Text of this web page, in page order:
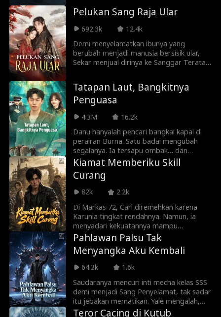
Montgomery (STAR TREK: ENTERPRISE).
Pelukan Sang Raja Ular
692.3k
12.4k
Demi menyelamatkan ibunya yang
berubah menjadi manusia bersisik ular,
Sekar menjual dirinya ke Sanggar Teratai.
Ular. Satu malam terlarang membuat
Sekar hamil—dan melahirkan sembilan
telur ular. Saat dituduh siluman dan diburu
langit. Ia menyelamatkan Sekar—dan
menyadari bahwa gadis itu adalah putri
orang yang pernah menyelamatkan
nyawanya.
Tatapan Laut, Bangkitnya
Penguasa
4.3M
16.2k
Danu hanyalah pencari bangkai kapal di
perairan Burna. Satu badai mengubah
segalanya. Ia tersapu ombak… dan
terpilih oleh Trisula Dewa Laut. Mata
saktinya bangkit—mampu melihat lokasi
harta karun dengan sekali pandang. Di
perairan Burna Utara yang penuh bajak
laut dan mafia, Danu bangkit. Bersama
Miko dan putri Kamar Dagang, Shinta
Yuliana, ia membangun kerajaan lautnya
sendiri. Dari buruh laut menjadi Raja Laut
terkaya—dan target berikutnya adalah
seluruh samudra dunia.
Kiamat Memberiku Skill
Curang
82k
2.2k
Di Markas 72, Carl diremehkan karena
Karunia tingkat rendahnya. Namun, ia
menyadari kekuatannya mampu
memulihkan sumber daya yang tercemar
polusi tanah tandus. Setelah menyerap
Kristal Hitam yang misterius, Karunianya
berevolusi dan memberinya Meriam Pulsa
Mekanis yang luar biasa. Seiring
bertambahnya kekuatan, Carl berhasil
menyelesaikan berbagai konflik,
melindungi permukiman, dan bangkit dari
sosok buangan menjadi pemimpin
Pahlawan Palsu Tak
Menyangka Aku Kembali
64.3k
1.6k
Saudaranya mencuri inti mecha kelas SSS
demi menjadi Sang Penyelamat, tak sadar
itu jebakan mematikan. Yale mengalah,
mengambil rongsokan kelas F, dan
Teror Cacing di Kutub